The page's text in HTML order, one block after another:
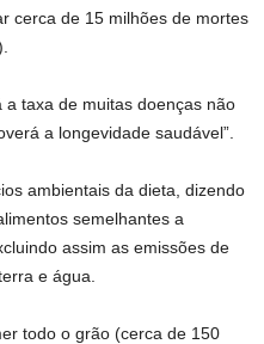
cerca de 15 milhões de mortes
a taxa de muitas doenças não
a longevidade saudável”.
ambientais da dieta, dizendo
semelhantes a
assim as emissões de
e água.
todo o grão (cerca de 150